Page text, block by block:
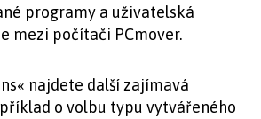
programy a uživatelská
mezi počítači PCmover.
najdete další zajímavá
o volbu typu vytvářeného